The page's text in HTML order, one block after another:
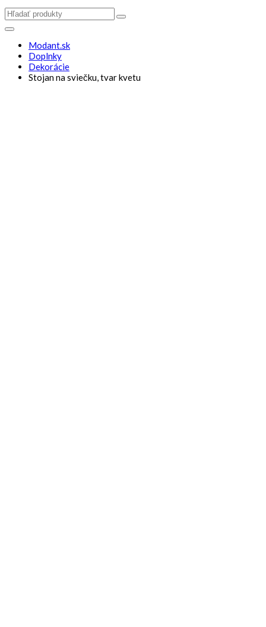
Modant.sk
Doplnky
Dekorácie
Stojan na sviečku, tvar kvetu